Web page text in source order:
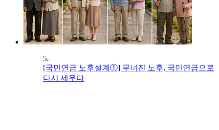
5.
[국민연금 노후설계①] 무너진 노후, 국민연금으로
다시 세우다